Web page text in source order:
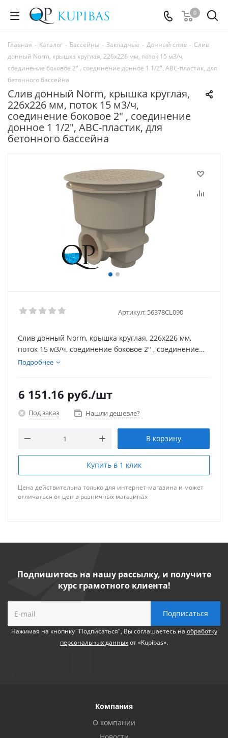
0
Главная - Каталог - Бассейны - Закладные - Донный слив - Слив
донный Norm, крышка круглая, 226х226 мм, поток 15 м3/ч,
соединение боковое 2" , соединение донное 1 1/2", ABC-пластик, для
бетонного бассейна
Слив донный Norm, крышка круглая,
226х226 мм, поток 15 м3/ч,
соединение боковое 2" , соединение
донное 1 1/2", ABC-пластик, для
бетонного бассейна
Артикул: 56378CL090
Слив донный Norm, крышка круглая, 226х226 мм,
поток 15 м3/ч, соединение боковое 2" , соединение
донное 1 1/2", ABC-пластик, для бетонного бассейна
Подробнее
6 151.16 руб./шт
Под заказ Нашли дешевле?
В корзину
Купить в 1 клик
Цена действительна только для интернет-магазина и может
отличаться от цен в розничных магазинах
Подпишитесь на нашу рассылку, и получите
курс грамотного клиента!
Нажимая на кнопнку "Подписаться", Вы соглашаетесь на обработку
персональных данныхот «Kupibas».
Компания
О компании